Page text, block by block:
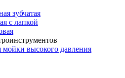
зубчатая
с лапкой
мойки высокого давления